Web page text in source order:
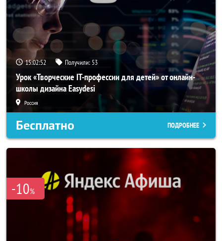
15:02:51 Получили: 53
Урок «Творческие IT-профессии для детей» от онлайн-
школы дизайна Easydesi
Россия
Бесплатно ПОДРОБНЕЕ
-10%